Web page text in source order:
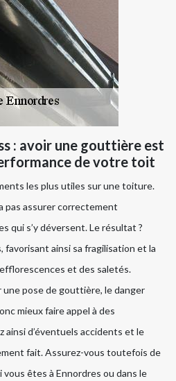
: avoir une gouttière est
de votre toit
les plus utiles sur une toiture.
pas assurer correctement
qui s’y déversent. Le résultat ?
favorisant ainsi sa fragilisation et la
et des saletés.
une pose de gouttière, le danger
mieux faire appel à des
ainsi d’éventuels accidents et le
fait. Assurez-vous toutefois de
êtes à Ennordres ou dans le